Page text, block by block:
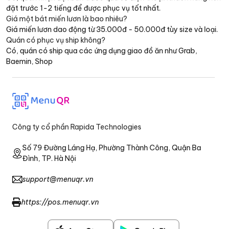
đặt trước 1-2 tiếng để được phục vụ tốt nhất.
Giá một bát miến lươn là bao nhiêu?
Giá miến lươn dao động từ 35.000đ - 50.000đ tùy size và loại.
Quán có phục vụ ship không?
Có, quán có ship qua các ứng dụng giao đồ ăn như Grab,
Baemin, Shop
Công ty cổ phần Rapida Technologies
Số 79 Đường Láng Hạ, Phường Thành Công, Quận Ba
Đình, TP. Hà Nội
support@menuqr.vn
https://pos.menuqr.vn